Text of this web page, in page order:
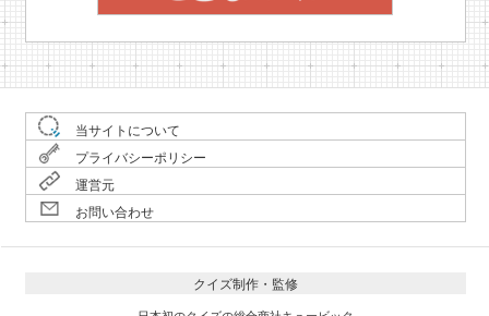
当サイトについて
プライバシーポリシー
運営元
お問い合わせ
クイズ制作・監修